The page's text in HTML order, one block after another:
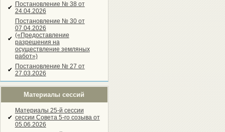
✔ Постановление № 38 от
24.04.2026
✔
Постановление № 30 от
07.04.2026
(«Предоставление
разрешения на
осуществление земляных
работ»)
✔ Постановление № 27 от
27.03.2026
Материалы сессий
✔
Материалы 25-й сессии
сессии Совета 5-го созыва от
05.06.2026